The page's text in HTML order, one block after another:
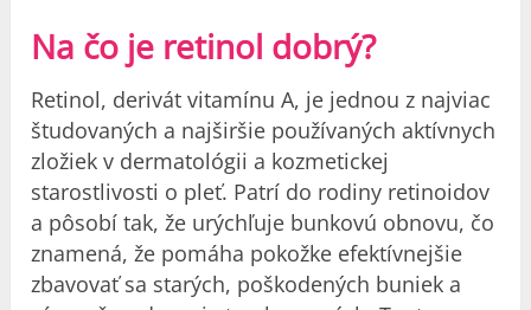
Na čo je retinol dobrý?
Retinol, derivát vitamínu A, je jednou z najviac
študovaných a najširšie používaných aktívnych
zložiek v dermatológii a kozmetickej
starostlivosti o pleť. Patrí do rodiny retinoidov
a pôsobí tak, že urýchľuje bunkovú obnovu, čo
znamená, že pomáha pokožke efektívnejšie
zbavovať sa starých, poškodených buniek a